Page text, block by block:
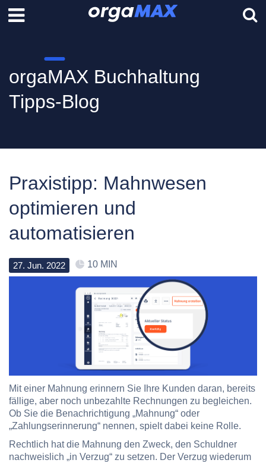
orgaMAX Buchhaltung
Tipps-Blog
Praxistipp: Mahnwesen
optimieren und
automatisieren
27. Jun. 2022 10 MIN
Mit einer Mahnung erinnern Sie Ihre Kunden daran, bereits
fällige, aber noch unbezahlte Rechnungen zu begleichen.
Ob Sie die Benachrichtigung „Mahnung“ oder
„Zahlungserinnerung“ nennen, spielt dabei keine Rolle.
Rechtlich hat die Mahnung den Zweck, den Schuldner
nachweislich „in Verzug“ zu setzen. Der Verzug wiederum